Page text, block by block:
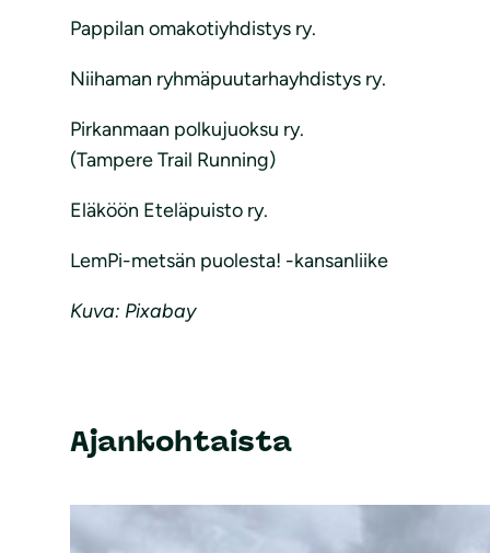
Pappilan omakotiyhdistys ry.
Niihaman ryhmäpuutarhayhdistys ry.
Pirkanmaan polkujuoksu ry.
(Tampere Trail Running)
Eläköön Eteläpuisto ry.
LemPi-metsän puolesta! -kansanliike
Kuva: Pixabay
Ajankohtaista